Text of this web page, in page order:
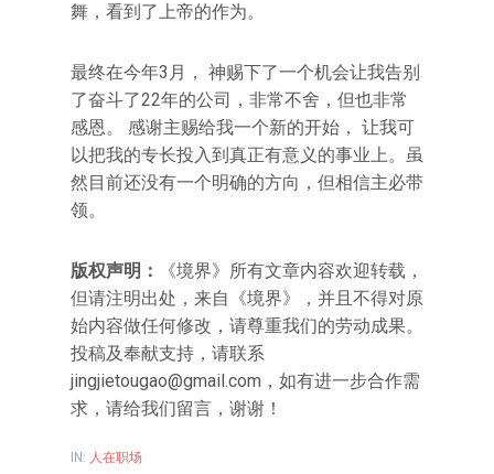
舞，看到了上帝的作为。
最终在今年3月， 神赐下了一个机会让我告别
了奋斗了22年的公司，非常不舍，但也非常
感恩。 感谢主赐给我一个新的开始， 让我可
以把我的专长投入到真正有意义的事业上。虽
然目前还没有一个明确的方向，但相信主必带
领。
版权声明：
《境界》所有文章内容欢迎转载，
但请注明出处，来自《境界》，并且不得对原
始内容做任何修改，请尊重我们的劳动成果。
投稿及奉献支持，请联系
jingjietougao@gmail.com ，如有进一步合作需
求，请给我们留言，谢谢！
IN: 人在职场